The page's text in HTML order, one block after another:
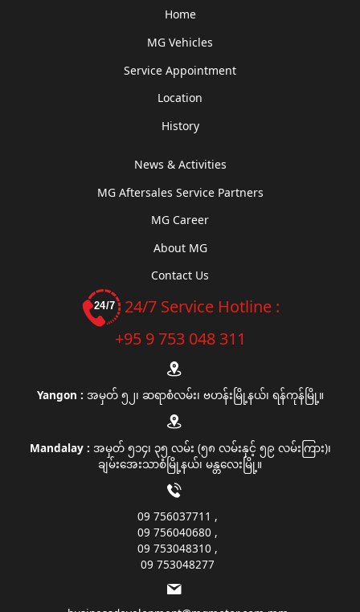
Home
MG Vehicles
Service Appointment
Location
History
News & Activities
MG Aftersales Service Partners
MG Career
About MG
Contact Us
24/7 Service Hotline :
+95 9 753 048 311
Yangon : အမှတ် ၅၂၊ ဆရာစံလမ်း၊ ဗဟန်းမြို့နယ်၊ ရန်ကုန်မြို့။
Mandalay : အမှတ် ၅၁၄၊ ၃၅ လမ်း (၅၈ လမ်းနှင့် ၅၉ လမ်းကြား)၊
ချမ်းအေးသာစံမြို့နယ်၊ မန္တလေးမြို့။
09 756037711
09 756040680
09 753048310
09 753048277